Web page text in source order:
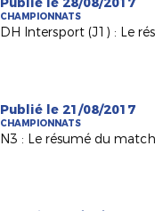
CHAMPIONNATS
Publié le 21/08/2017
CHAMPIONNATS